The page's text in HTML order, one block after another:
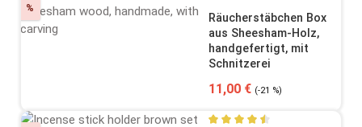
% Rabatt Durchschnittliche
Räucherstäbchen Box
aus Sheesham-Holz,
handgefertigt, mit
Schnitzerei
Verkaufspreis:
11,00 € Regulärer Preis:
(-21 %)